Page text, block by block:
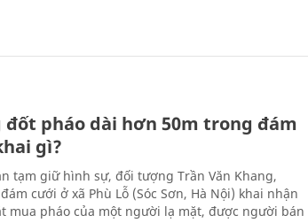
pháo dài hơn 50m trong đám
gì?
tạm giữ hình sự, đối tượng Trần Văn Khang,
cưới ở xã Phù Lỗ (Sóc Sơn, Hà Nội) khai nhận
mua pháo của một người lạ mặt, được người bán